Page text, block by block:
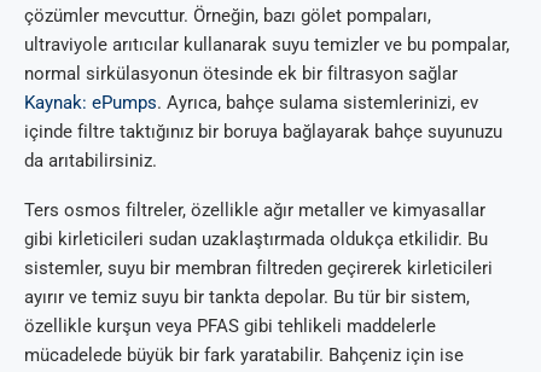
çözümler mevcuttur. Örneğin, bazı gölet pompaları,
ultraviyole arıtıcılar kullanarak suyu temizler ve bu pompalar,
normal sirkülasyonun ötesinde ek bir filtrasyon sağlar
Kaynak: ePumps. Ayrıca, bahçe sulama sistemlerinizi, ev
içinde filtre taktığınız bir boruya bağlayarak bahçe suyunuzu
da arıtabilirsiniz.
Ters osmos filtreler, özellikle ağır metaller ve kimyasallar
gibi kirleticileri sudan uzaklaştırmada oldukça etkilidir. Bu
sistemler, suyu bir membran filtreden geçirerek kirleticileri
ayırır ve temiz suyu bir tankta depolar. Bu tür bir sistem,
özellikle kurşun veya PFAS gibi tehlikeli maddelerle
mücadelede büyük bir fark yaratabilir. Bahçeniz için ise